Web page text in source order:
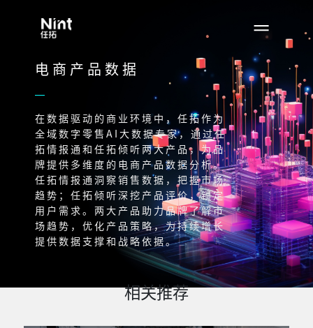
电商产品数据
在数据驱动的商业环境中，任拓作为
全域数字零售AI大数据专家，通过任
拓情报通和任拓倾听两大产品，为品
牌提供多维度的电商产品数据分析。
任拓情报通洞察销售数据，把握市场
趋势；任拓倾听深挖产品评价，锁定
用户需求。两大产品助力品牌了解市
场趋势，优化产品策略，为持续增长
提供数据支撑和战略依据。
相关推荐